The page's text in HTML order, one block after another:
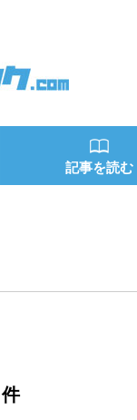
記事を読む
件